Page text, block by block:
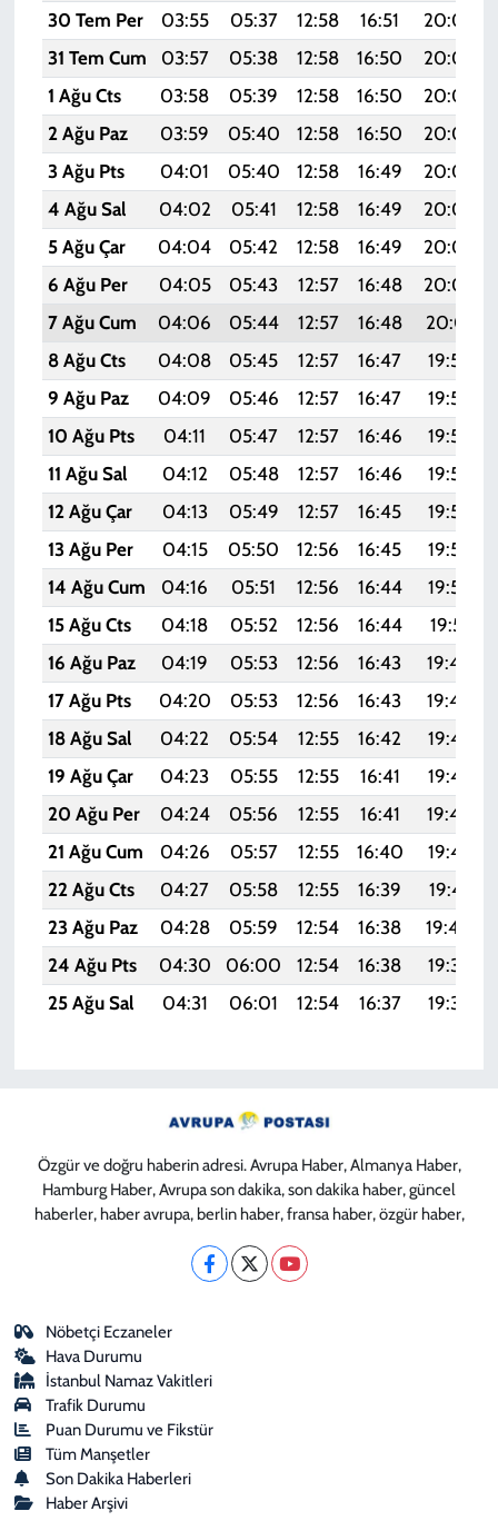
30 Tem Per
03:55 05:37 12:58 16:51 20:09
31 Tem Cum
03:57 05:38 12:58 16:50 20:08
1 Ağu Cts
03:58 05:39 12:58 16:50 20:07
2 Ağu Paz
03:59 05:40 12:58 16:50 20:06
3 Ağu Pts
04:01 05:40 12:58 16:49 20:05
4 Ağu Sal
04:02 05:41 12:58 16:49 20:04
5 Ağu Çar
04:04 05:42 12:58 16:49 20:03
6 Ağu Per
04:05 05:43 12:57 16:48 20:02
7 Ağu Cum
04:06 05:44 12:57 16:48 20:01
8 Ağu Cts
04:08 05:45 12:57 16:47 19:59
9 Ağu Paz
04:09 05:46 12:57 16:47 19:58
10 Ağu Pts
04:11 05:47 12:57 16:46 19:57
11 Ağu Sal
04:12 05:48 12:57 16:46 19:56
12 Ağu Çar
04:13 05:49 12:57 16:45 19:55
13 Ağu Per
04:15 05:50 12:56 16:45 19:53
14 Ağu Cum
04:16 05:51 12:56 16:44 19:52
15 Ağu Cts
04:18 05:52 12:56 16:44 19:51
16 Ağu Paz
04:19 05:53 12:56 16:43 19:49
17 Ağu Pts
04:20 05:53 12:56 16:43 19:48
18 Ağu Sal
04:22 05:54 12:55 16:42 19:47
19 Ağu Çar
04:23 05:55 12:55 16:41 19:45
20 Ağu Per
04:24 05:56 12:55 16:41 19:44
21 Ağu Cum
04:26 05:57 12:55 16:40 19:42
22 Ağu Cts
04:27 05:58 12:55 16:39 19:41
23 Ağu Paz
04:28 05:59 12:54 16:38 19:40
24 Ağu Pts
04:30 06:00 12:54 16:38 19:38
25 Ağu Sal
04:31 06:01 12:54 16:37 19:37
Özgür ve doğru haberin adresi. Avrupa Haber, Almanya Haber,
Hamburg Haber, Avrupa son dakika, son dakika haber, güncel
haberler, haber avrupa, berlin haber, fransa haber, özgür haber,
Nöbetçi Eczaneler
Hava Durumu
İstanbul Namaz Vakitleri
Trafik Durumu
Puan Durumu ve Fikstür
Tüm Manşetler
Son Dakika Haberleri
Haber Arşivi